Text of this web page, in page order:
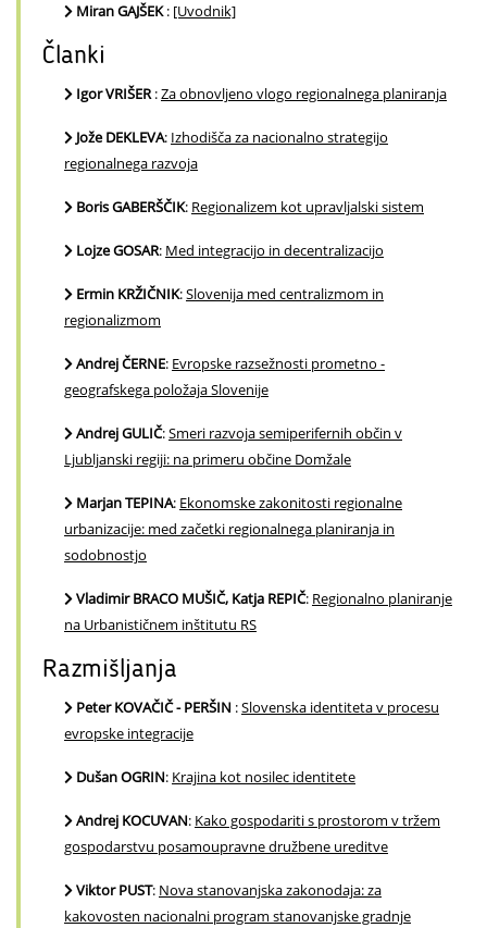
Miran GAJŠEK: [Uvodnik]
Članki
Igor VRIŠER:Za obnovljeno vlogo regionalnega planiranja
Jože DEKLEVA: Izhodišča za nacionalno strategijo
regionalnega razvoja
Boris GABERŠČIK: Regionalizem kot upravljalski sistem
Lojze GOSAR: Med integracijo in decentralizacijo
Ermin KRŽIČNIK:Slovenija med centralizmom in
regionalizmom
Andrej ČERNE: Evropske razsežnosti prometno -
geografskega položaja Slovenije
Andrej GULIČ:Smeri razvoja semiperifernih občin v
Ljubljanski regiji: na primeru občine Domžale
Marjan TEPINA: Ekonomske zakonitosti regionalne
urbanizacije: med začetki regionalnega planiranja in
sodobnostjo
Vladimir BRACO MUŠIČ, Katja REPIČ: Regionalno planiranje
na Urbanističnem inštitutu RS
Razmišljanja
Peter KOVAČIČ - PERŠIN :Slovenska identiteta v procesu
evropske integracije
Dušan OGRIN: Krajina kot nosilec identitete
Andrej KOCUVAN: Kako gospodariti s prostorom v tržem
gospodarstvu posamoupravne družbene ureditve
Viktor PUST: Nova stanovanjska zakonodaja: za
kakovosten nacionalni program stanovanjske gradnje